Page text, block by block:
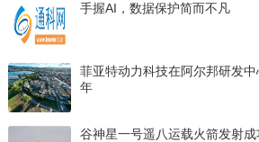
手握AI，数据保护简而不凡
菲亚特动力科技在阿尔邦研发
年
谷神星一号遥八运载火箭发射成